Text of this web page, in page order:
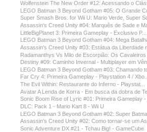
Wolfenstein The New Order #12: Acessando o
LEGO Batman 3 Beyond Gotham #05: O Grande
Super Smash Bros. for Wii U: Mario Verde, Super
Assassin's Creed Unity #04: Marquês de Sade e
LittleBigPlanet 3: Primeira Gameplay - Exclusivo P...
LEGO Batman 3 Beyond Gotham #04: Mega
Assassin's Creed Unity #03: Estátua da Liberdade
Radamanthys Vs Milo de Escorpião: Os Cavaleiros
Destiny #09: Caminho Invernal - Multiplayer em
LEGO Batman 3 Beyond Gotham #03: Chamando
Far Cry 4: Primeira Gameplay - Playstation 4 /
The Evil Within: Restaurante do Inferno - Playstat...
Avatar A Lenda de Korra - Em busca da dobra de
Sonic Boom Rise of Lyric #01: Primeira Gameplay -
DLC: Pack 1 - Mario Kart 8 - Wii U
LEGO Batman 3 Beyond Gotham #02: Super
Assassin's Creed Unity #02: Como tornar-se um
Sonic Adventure DX #21 - Tchau Big! - GameCube